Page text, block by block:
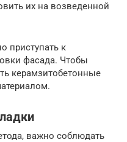
их на возведенной
приступать к
фасада. Чтобы
керамзитобетонные
важно соблюдать